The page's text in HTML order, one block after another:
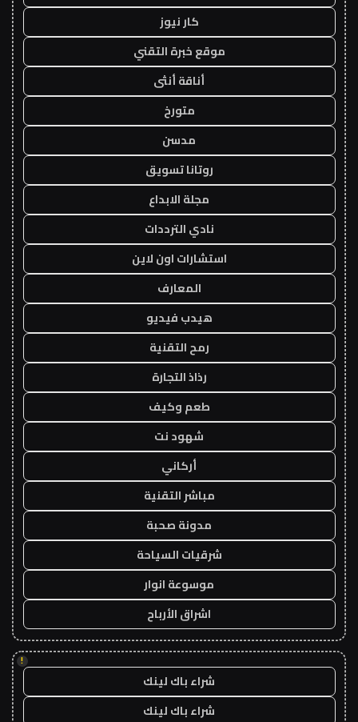
كار نيوز
موقع خبرة التقني
أناقة أنثى
متورخ
مدسن
روتانا تسويق
مجلة الابداع
نادي الترددات
استشارات اون لاين
المعارف
هيدب فيديو
رمح التقنية
رذاذ التجارة
طعم وكيف
شهود نت
أركاني
مباشر التقنية
مدونة صحبة
شرقيات السياحة
موسوعة انوار
اشراق الأرباح
!
شراء باك لينك
شراء باك لينك